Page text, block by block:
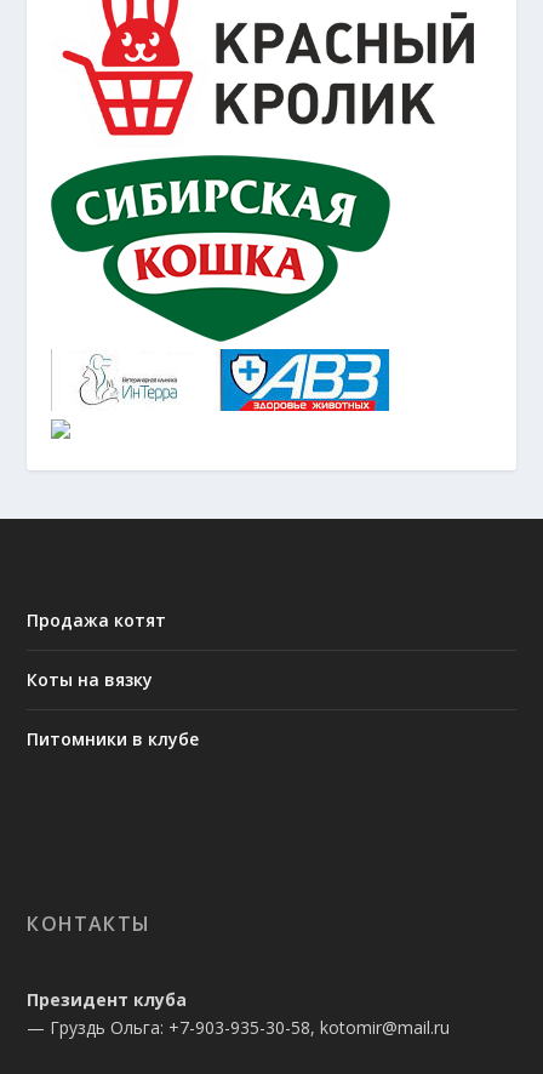
Продажа котят
Коты на вязку
Питомники в клубе
КОНТАКТЫ
Президент клуба
— Груздь Ольга: +7-903-935-30-58, kotomir@mail.ru